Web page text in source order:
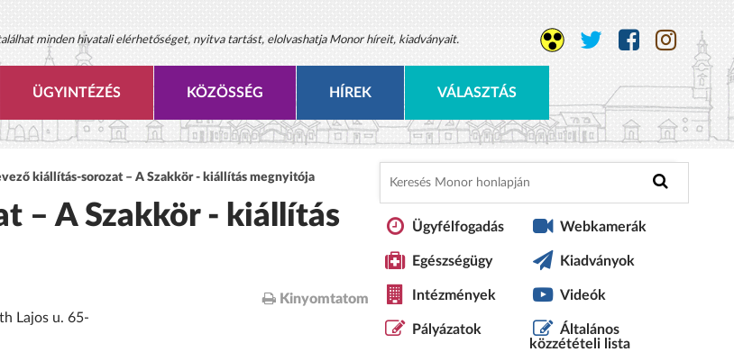
minden hivatali elérhetőséget, nyitva tartást, elolvashatja Monor híreit, kiadványait.
ÜGYINTÉZÉS KÖZÖSSÉG HÍREK VÁLASZTÁS
kiállítás-sorozat – A Szakkör - kiállítás megnyitója
– A Szakkör - kiállítás
Lajos u. 65-
Kinyomtatom
Ügyfélfogadás
Egészségügy
Intézmények
Pályázatok
Webkamerák
Kiadványok
Videók
Általános
közzétételi lista